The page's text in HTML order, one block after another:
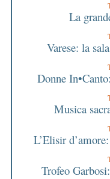
La
Varese: la
Donne
Musica
L’Elisir
Trofeo